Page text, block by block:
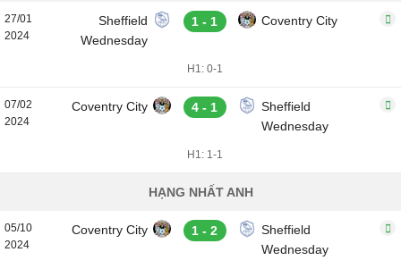
27/01
2024
Sheffield
Wednesday
1 - 1 Coventry City
H1: 0-1
07/02
2024
Coventry City 4 - 1
Sheffield
Wednesday
H1: 1-1
HẠNG NHẤT ANH
05/10
2024
Coventry City 1 - 2
Sheffield
Wednesday